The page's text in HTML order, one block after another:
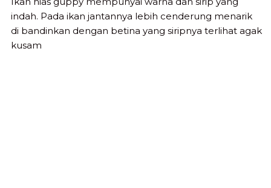
indah. Pada ikan jantannya lebih cenderung menarik
di bandinkan dengan betina yang siripnya terlihat agak
kusam